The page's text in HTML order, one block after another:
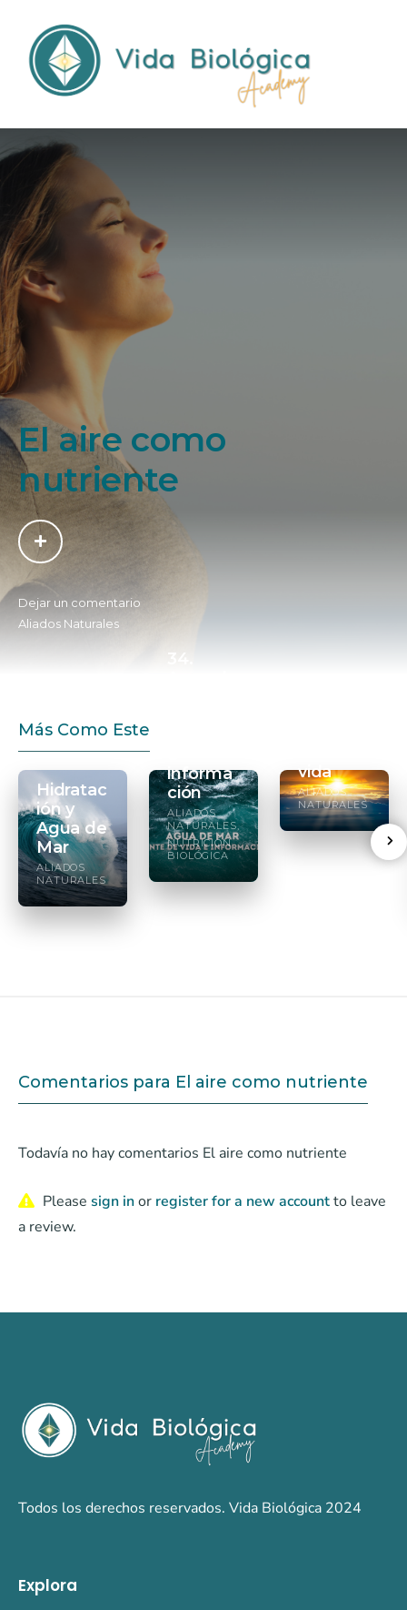
El aire como
nutriente
Dejar un comentario
Aliados Naturales
Más Como Este
Hidratac
ión y
Agua de
Mar
ALIADOS
NATURALES
informa
ción
ALIADOS
NATURALES
NUTRICIÓN
BIOLÓGICA
vida
ALIADOS
NATURALES
Comentarios para El aire como nutriente
Todavía no hay comentarios El aire como nutriente
Please sign inor register for a new accountto leave
a review.
Todos los derechos reservados. Vida Biológica 2024
Explora